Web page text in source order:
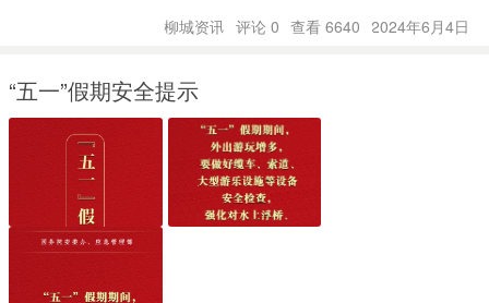
柳城资讯 评论 0 查看 6640 2024年6月4日
“五一”假期安全提示